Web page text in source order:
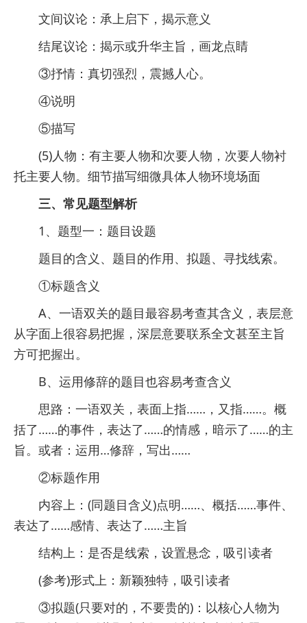
文间议论：承上启下，揭示意义
结尾议论：揭示或升华主旨，画龙点睛
③抒情：真切强烈，震撼人心。
④说明
⑤描写
(5)人物：有主要人物和次要人物，次要人物衬
托主要人物。细节描写细微具体人物环境场面
三、常见题型解析
1、题型一：题目设题
题目的含义、题目的作用、拟题、寻找线索。
①标题含义
A、一语双关的题目最容易考查其含义，表层意
从字面上很容易把握，深层意要联系全文甚至主旨
方可把握出。
B、运用修辞的题目也容易考查含义
思路：一语双关，表面上指……，又指……。概
括了……的事件，表达了……的情感，暗示了……的主
旨。或者：运用…修辞，写出……
②标题作用
内容上：(同题目含义)点明……、概括……事件、
表达了……感情、表达了……主旨
结构上：是否是线索，设置悬念，吸引读者
(参考)形式上：新颖独特，吸引读者
③拟题(只要对的，不要贵的)：以核心人物为